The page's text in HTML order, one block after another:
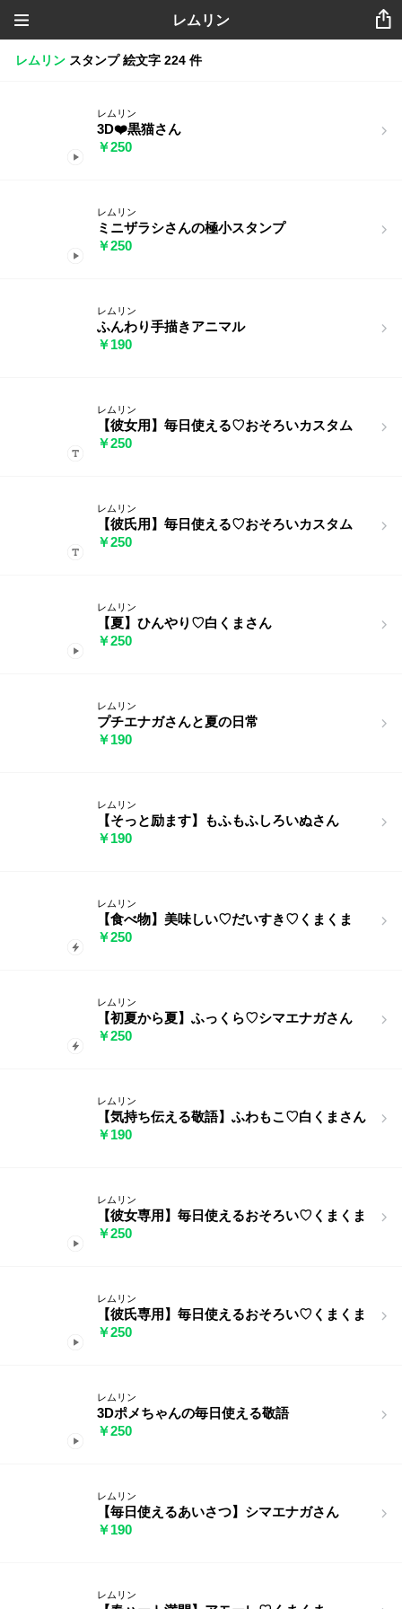
レムリン
レムリン スタンプ 絵文字 224 件
レムリン
3D❤️黒猫さん
￥250
レムリン
ミニザラシさんの極小スタンプ
￥250
レムリン
ふんわり手描きアニマル
￥190
レムリン
【彼女用】毎日使える♡おそろいカスタム
￥250
レムリン
【彼氏用】毎日使える♡おそろいカスタム
￥250
レムリン
【夏】ひんやり♡白くまさん
￥250
レムリン
プチエナガさんと夏の日常
￥190
レムリン
【そっと励ます】もふもふしろいぬさん
￥190
レムリン
【食べ物】美味しい♡だいすき♡くまくま
￥250
レムリン
【初夏から夏】ふっくら♡シマエナガさん
￥250
レムリン
【気持ち伝える敬語】ふわもこ♡白くまさん
￥190
レムリン
【彼女専用】毎日使えるおそろい♡くまくま
￥250
レムリン
【彼氏専用】毎日使えるおそろい♡くまくま
￥250
レムリン
3Dポメちゃんの毎日使える敬語
￥250
レムリン
【毎日使えるあいさつ】シマエナガさん
￥190
レムリン